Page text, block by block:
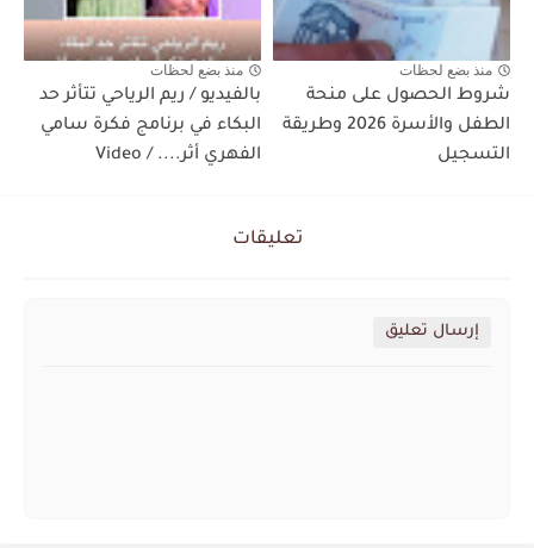
منذ بضع لحظات
شروط الحصول على منحة
الطفل والأسرة 2026 وطريقة
التسجيل
منذ بضع لحظات
بالفيديو / ريم الرياحي تتأثر حد
البكاء في برنامج فكرة سامي
الفهري أثر.... / Video
تعليقات
إرسال تعليق